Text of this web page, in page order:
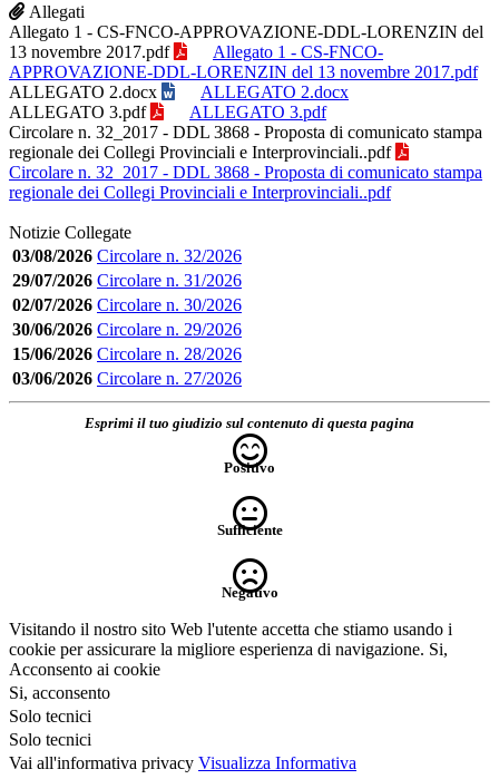
Allegati
Allegato 1 - CS-FNCO-APPROVAZIONE-DDL-LORENZIN del
13 novembre 2017.pdf
Allegato 1 - CS-FNCO-
APPROVAZIONE-DDL-LORENZIN del 13 novembre 2017.pdf
ALLEGATO 2.docx
ALLEGATO 2.docx
ALLEGATO 3.pdf
ALLEGATO 3.pdf
Circolare n. 32_2017 - DDL 3868 - Proposta di comunicato stampa
regionale dei Collegi Provinciali e Interprovinciali..pdf
Circolare n. 32_2017 - DDL 3868 - Proposta di comunicato stampa
regionale dei Collegi Provinciali e Interprovinciali..pdf
Notizie Collegate
03/08/2026 Circolare n. 32/2026
29/07/2026 Circolare n. 31/2026
02/07/2026 Circolare n. 30/2026
30/06/2026 Circolare n. 29/2026
15/06/2026 Circolare n. 28/2026
03/06/2026 Circolare n. 27/2026
Esprimi il tuo giudizio sul contenuto di questa pagina
Positivo
Sufficiente
Negativo
Visitando il nostro sito Web l'utente accetta che stiamo usando i
cookie per assicurare la migliore esperienza di navigazione. Si,
Acconsento ai cookie
Si, acconsento
Solo tecnici
Solo tecnici
Vai all'informativa privacy Visualizza Informativa